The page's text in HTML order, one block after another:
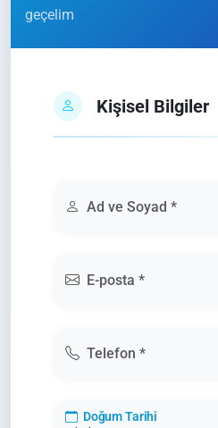
geçelim
Kişisel Bilgiler
Ad ve Soyad *
E-posta *
Telefon *
Doğum Tarihi